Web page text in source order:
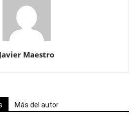
Javier Maestro
Más del autor